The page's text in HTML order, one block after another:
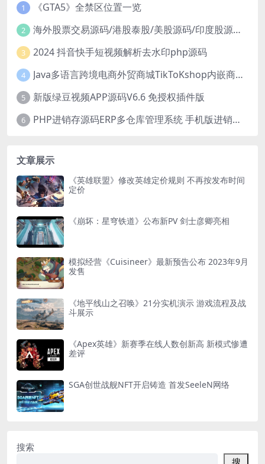
1 《GTA5》全禁区位置一览
2 海外股票交易源码/港股泰股/美股源码/印度股源码/马拉西亚股票源码/国际股票配资
3 2024 抖音快手短视频解析去水印php源码
4 Java多语言跨境电商外贸商城TikToKshop内嵌商城I商家入驻I一键铺
5 新版绿豆视频APP源码V6.6 免授权插件版
6 PHP进销存源码ERP多仓库管理系统 手机版进销存 php网络版进销存小程序
文章展示
《英雄联盟》修改英雄定价规则 不再按发布时间
定价
《崩坏：星穹铁道》公布新PV 剑士彦卿亮相
模拟经营《Cuisineer》最新预告公布 2023年9月
发售
《地平线山之召唤》21分实机演示 游戏流程及战
斗展示
《Apex英雄》新赛季在线人数创新高 新模式惨遭
差评
SGA创世战舰NFT开启铸造 首发SeeleN网络
搜索
搜